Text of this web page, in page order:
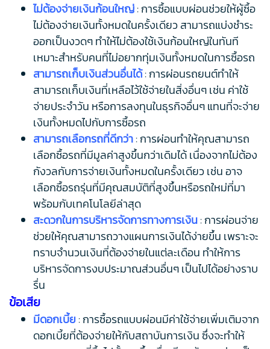
ไม่ต้องจ่ายเงินก้อนใหญ่: การซื้อแบบผ่อนช่วยให้ผู้ซื้อ
ไม่ต้องจ่ายเงินทั้งหมดในครั้งเดียว สามารถแบ่งชำระ
ออกเป็นงวดๆ ทำให้ไม่ต้องใช้เงินก้อนใหญ่ในทันที
เหมาะสำหรับคนที่ไม่อยากทุ่มเงินทั้งหมดในการซื้อรถ
สามารถเก็บเงินส่วนอื่นได้: การผ่อนรถยนต์ทำให้
สามารถเก็บเงินที่เหลือไว้ใช้จ่ายในสิ่งอื่นๆ เช่น ค่าใช้
จ่ายประจำวัน หรือการลงทุนในธุรกิจอื่นๆ แทนที่จะจ่าย
เงินทั้งหมดไปกับการซื้อรถ
สามารถเลือกรถที่ดีกว่า: การผ่อนทำให้คุณสามารถ
เลือกซื้อรถที่มีมูลค่าสูงขึ้นกว่าเดิมได้ เนื่องจากไม่ต้อง
กังวลกับการจ่ายเงินทั้งหมดในครั้งเดียว เช่น อาจ
เลือกซื้อรถรุ่นที่มีคุณสมบัติที่สูงขึ้นหรือรถใหม่ที่มา
พร้อมกับเทคโนโลยีล่าสุด
สะดวกในการบริหารจัดการทางการเงิน: การผ่อนจ่าย
ช่วยให้คุณสามารถวางแผนการเงินได้ง่ายขึ้น เพราะจะ
ทราบจำนวนเงินที่ต้องจ่ายในแต่ละเดือน ทำให้การ
บริหารจัดการงบประมาณส่วนอื่นๆ เป็นไปได้อย่างราบ
รื่น
ข้อเสีย
มีดอกเบี้ย: การซื้อรถแบบผ่อนมีค่าใช้จ่ายเพิ่มเติมจาก
ดอกเบี้ยที่ต้องจ่ายให้กับสถาบันการเงิน ซึ่งจะทำให้